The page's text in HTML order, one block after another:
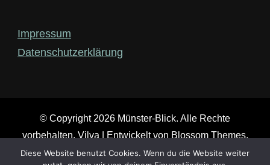
Impressum
Datenschutzerklärung
© Copyright 2026 Münster-Blick. Alle Rechte
vorbehalten. Vilva | Entwickelt von Blossom Themes.
Präsentiert von WordPress .
Diese Website benutzt Cookies. Wenn du die Website weiter